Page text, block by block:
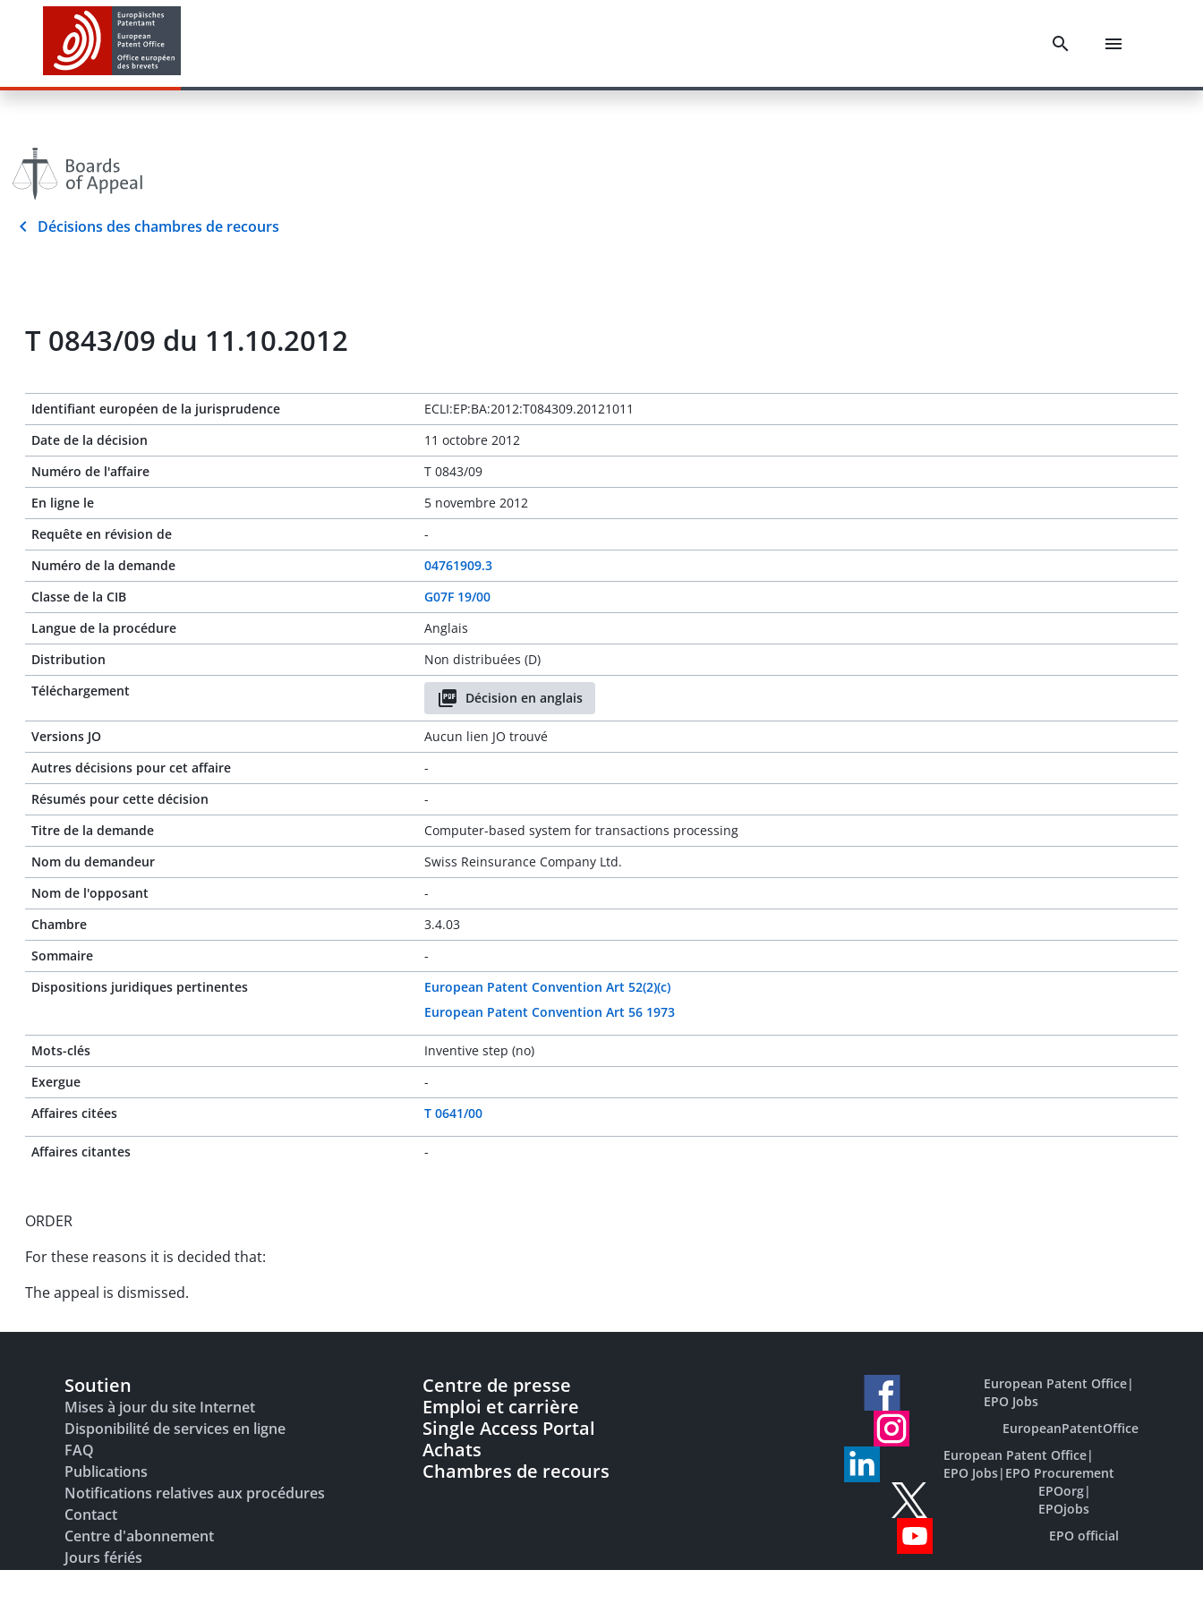
Décisions des chambres de recours
T 0843/09 du 11.10.2012
Identifiant européen de la jurisprudence
ECLI:EP:BA:2012:T084309.20121011
Date de la décision
11 octobre 2012
Numéro de l'affaire
T 0843/09
En ligne le
5 novembre 2012
Requête en révision de
-
Numéro de la demande
04761909.3
Classe de la CIB
G07F 19/00
Langue de la procédure
Anglais
Distribution
Non distribuées (D)
Téléchargement
Décision en anglais
Versions JO
Aucun lien JO trouvé
Autres décisions pour cet affaire
-
Résumés pour cette décision
-
Titre de la demande
Computer-based system for transactions processing
Nom du demandeur
Swiss Reinsurance Company Ltd.
Nom de l'opposant
-
Chambre
3.4.03
Sommaire
-
Dispositions juridiques pertinentes
European Patent Convention Art 52(2)(c)
European Patent Convention Art 56 1973
Mots-clés
Inventive step (no)
Exergue
-
Affaires citées
T 0641/00
Affaires citantes -
ORDER
For these reasons it is decided that:
The appeal is dismissed.
Soutien
Mises à jour du site Internet
Disponibilité de services en ligne
FAQ
Publications
Notifications relatives aux procédures
Contact
Centre d'abonnement
Jours fériés
Centre de presse
Emploi et carrière
Single Access Portal
Achats
Chambres de recours
European Patent Office|
EPO Jobs
EuropeanPatentOffice
European Patent Office|
EPO Jobs| EPO Procurement
EPOorg|
EPOjobs
EPO official